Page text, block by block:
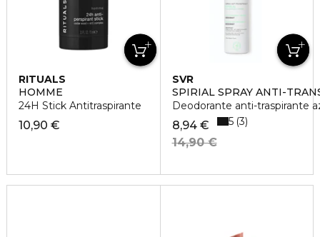
RITUALS
HOMME
24H Stick Antitraspirante
10,90 €
SVR
SPIRIAL SPRAY ANTI-
Deodorante anti-traspirante
8,94 €
14,90 €
5 3